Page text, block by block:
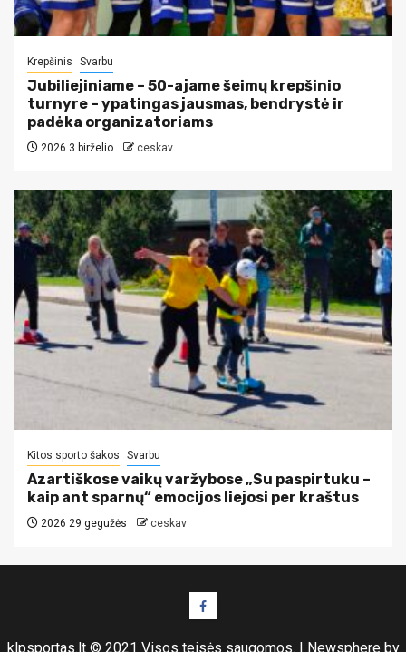
Krepšinis Svarbu
Jubiliejiniame – 50-ajame šeimų krepšinio
turnyre – ypatingas jausmas, bendrystė ir
padėka organizatoriams
2026 3 birželio ceskav
Kitos sporto šakos Svarbu
Azartiškose vaikų varžybose „Su paspirtuku –
kaip ant sparnų“ emocijos liejosi per kraštus
2026 29 gegužės ceskav
Facebook
klpsportas.lt © 2021 Visos teisės saugomos. | Newsphereby